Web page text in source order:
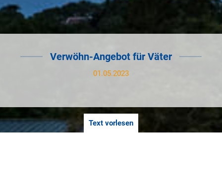
Verwöhn-Angebot für Väter
01.05.2023
Text vorlesen